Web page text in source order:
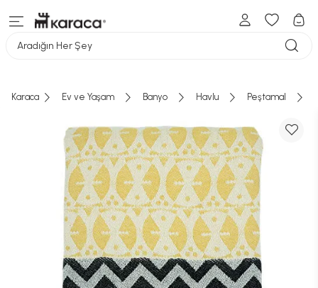
Aradığın Her Şey
Karaca Ev ve Yaşam Banyo Havlu Peştamal